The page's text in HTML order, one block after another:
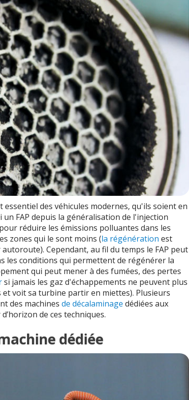
essentiel des véhicules modernes, qu'ils soient en
FAP depuis la généralisation de l'injection
réduire les émissions polluantes dans les
zones qui le sont moins (la régénération est
Cependant, au fil du temps le FAP peut
les conditions qui permettent de régénérer la
qui peut mener à des fumées, des pertes
si jamais les gaz d'échappements ne peuvent plus
voit sa turbine partir en miettes). Plusieurs
des machines de décalaminage dédiées aux
de ces techniques.
dédiée